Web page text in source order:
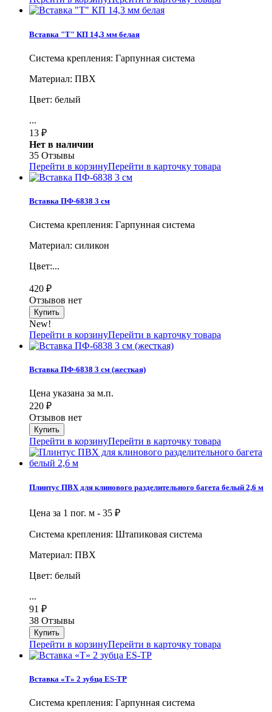
Вставка "Т" КП 14,3 мм белая
Система крепления: Гарпунная система
Материал: ПВХ
Цвет: белый
...
13 ₽
Нет в наличии
35 Отзывы
Перейти в корзинуПерейти в карточку товара
Вставка ПФ-6838 3 см
Система крепления: Гарпунная система
Материал: силикон
Цвет:...
420 ₽
Отзывов нет
New!
Перейти в корзинуПерейти в карточку товара
Вставка ПФ-6838 3 см (жесткая)
Цена указана за м.п.
220 ₽
Отзывов нет
Перейти в корзинуПерейти в карточку товара
Плинтус ПВХ для клинового разделительного багета белый 2,6 м
Цена за 1 пог. м - 35 ₽
Система крепления: Штапиковая система
Материал: ПВХ
Цвет: белый
...
91
₽
38 Отзывы
Перейти в корзинуПерейти в карточку товара
Вставка «Т» 2 зубца ES-TP
Система крепления: Гарпунная система